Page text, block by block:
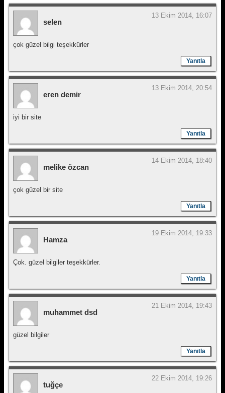
selen
13 Ekim 2014, 16:07
çok güzel bilgi teşekkürler
Yanıtla
eren demir
13 Ekim 2014, 20:54
iyi bir site
Yanıtla
melike özcan
14 Ekim 2014, 18:40
çok güzel bir site
Yanıtla
Hamza
19 Ekim 2014, 19:33
Çok. güzel bilgiler teşekkürler.
Yanıtla
muhammet dsd
21 Ekim 2014, 19:43
güzel bilgiler
Yanıtla
tuğçe
22 Ekim 2014, 19:26